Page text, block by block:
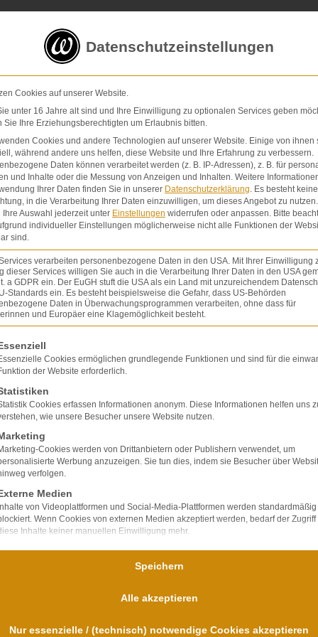
E-Mail
& Schadensersatz
Home
das Schmerzensgeld!
!
Schmerzensgeld
bei einem
führen?
Schaltfläche
besprechen mit Ihnen die Situation und
eine Anfrage zu Ihrem Personenschaden über
Datenschutzeinstellungen
Cookies auf unserer Website.
unter 16 Jahre alt sind und Ihre Einwilligung zu optionalen Services geben
Sie Ihre Erziehungsberechtigten um Erlaubnis bitten.
Cookies und andere Technologien auf unserer Website. Einige von ihnen
während andere uns helfen, diese Website und Ihre Erfahrung zu verbessern.
Daten können verarbeitet werden (z. B. IP-Adressen), z. B. für
und Inhalte oder die Messung von Anzeigen und Inhalten. Weitere
Ihrer Daten finden Sie in unserer Datenschutzerklärung. Es besteht keine
in die Verarbeitung Ihrer Daten einzuwilligen, um dieses Angebot zu nutzen.
Ihre Auswahl jederzeit unter Einstellungen widerrufen oder anpassen. Bitte
individueller Einstellungen möglicherweise nicht alle Funktionen der
sind.
verarbeiten personenbezogene Daten in den USA. Mit Ihrer Einwilligung
dieser Services willigen Sie auch in die Verarbeitung Ihrer Daten in den USA
a GDPR ein. Der EuGH stuft die USA als ein Land mit unzureichendem
Standards ein. Es besteht beispielsweise die Gefahr, dass US-Behörden
Daten in Überwachungsprogrammen verarbeiten, ohne dass für
und Europäer eine Klagemöglichkeit besteht.
eine Liste der Service-Gruppen, für die eine
Cookies ermöglichen grundlegende Funktionen und sind für die
der Website erforderlich.
Cookies erfassen Informationen anonym. Diese Informationen helfen uns
wie unsere Besucher unsere Website nutzen.
Cookies werden von Drittanbietern oder Publishern verwendet, um
Werbung anzuzeigen. Sie tun dies, indem sie Besucher über
verfolgen.
Medien
Inhalte von Videoplattformen und Social-Media-Plattformen werden standardmäßig
Wenn Cookies von externen Medien akzeptiert werden, bedarf der Zugriff
Inhalte keiner manuellen Einwilligung mehr.
Speichern
Alle akzeptieren
Nur essenzielle / (technisch) notwendige Cookies akzeptieren